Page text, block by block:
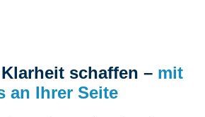
schaffen – mit
an Ihrer Seite